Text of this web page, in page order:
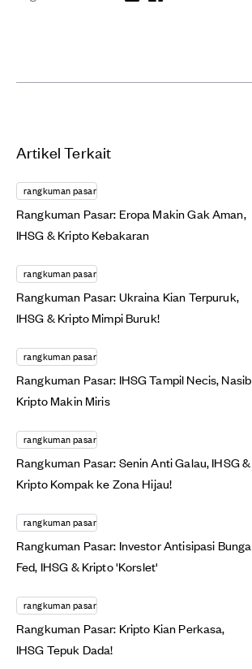
Artikel Terkait
rangkuman pasar
Rangkuman Pasar: Eropa Makin Gak Aman,
IHSG & Kripto Kebakaran
rangkuman pasar
Rangkuman Pasar: Ukraina Kian Terpuruk,
IHSG & Kripto Mimpi Buruk!
rangkuman pasar
Rangkuman Pasar: IHSG Tampil Necis, Nasib
Kripto Makin Miris
rangkuman pasar
Rangkuman Pasar: Senin Anti Galau, IHSG &
Kripto Kompak ke Zona Hijau!
rangkuman pasar
Rangkuman Pasar: Investor Antisipasi Bunga
Fed, IHSG & Kripto 'Korslet'
rangkuman pasar
Rangkuman Pasar: Kripto Kian Perkasa,
IHSG Tepuk Dada!